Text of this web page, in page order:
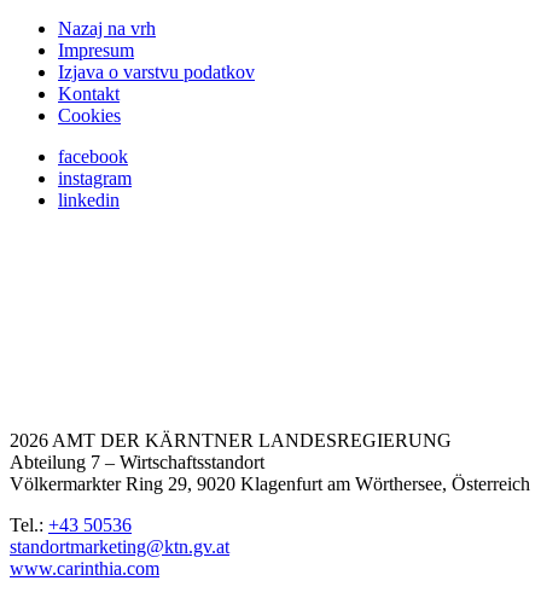
Nazaj na vrh
Impresum
Izjava o varstvu podatkov
Kontakt
Cookies
facebook
instagram
linkedin
2026 AMT DER KÄRNTNER LANDESREGIERUNG
Abteilung 7 – Wirtschaftsstandort
Völkermarkter Ring 29, 9020 Klagenfurt am Wörthersee, Österreich
Tel.: +43 50536
standortmarketing@ktn.gv.at
www.carinthia.com